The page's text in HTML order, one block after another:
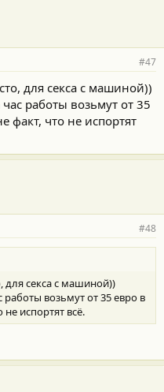
#47
для секса с машиной))
работы возьмут от 35
факт, что не испортят
#48
для секса с машиной))
работы возьмут от 35 евро в
испортят всё.